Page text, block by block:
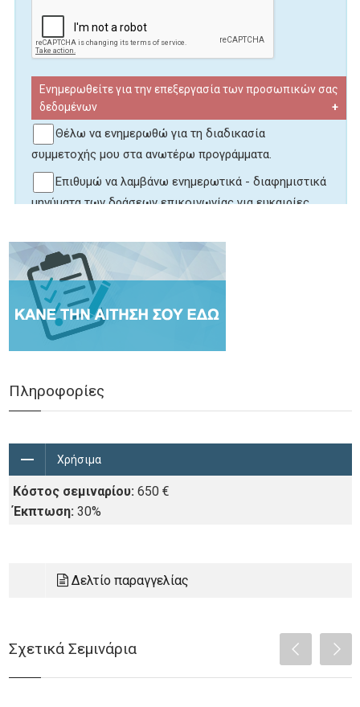
Πληροφορίες
Χρήσιμα
Κόστος σεμιναρίου: 650 €
Έκπτωση: 30%
Δελτίο παραγγελίας
Σχετικά Σεμινάρια